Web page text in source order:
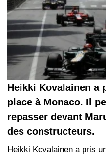
Heikki Kovalainen a
place à Monaco. Il
repasser devant
des constructeurs.
Heikki Kovalainen a pris